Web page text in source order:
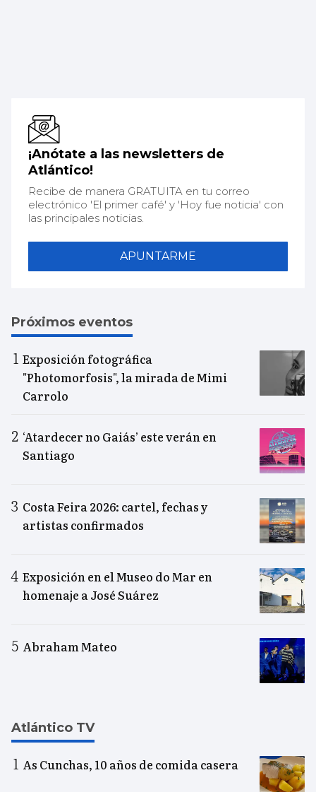
¡Anótate a las newsletters de
Atlántico!
Recibe de manera GRATUITA en tu correo
electrónico 'El primer café' y 'Hoy fue noticia' con
las principales noticias.
APUNTARME
Próximos eventos
Exposición fotográfica
"Photomorfosis", la mirada de Mimi
Carrolo
‘Atardecer no Gaiás’ este verán en
Santiago
Costa Feira 2026: cartel, fechas y
artistas confirmados
Exposición en el Museo do Mar en
homenaje a José Suárez
Abraham Mateo
Atlántico TV
As Cunchas, 10 años de comida casera